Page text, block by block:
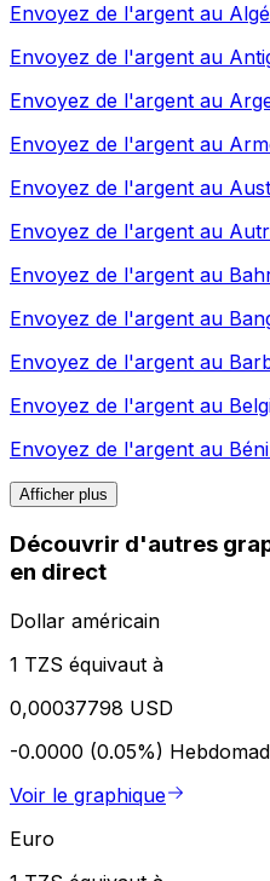
Envoyez de l'argent au
Envoyez de l'argent au
Envoyez de l'argent au
Envoyez de l'argent au
Envoyez de l'argent au
Envoyez de l'argent au
Envoyez de l'argent au
Envoyez de l'argent au
Envoyez de l'argent au
Envoyez de l'argent au
Envoyez de l'argent au
Afficher plus
Découvrir d'autres
en direct
Dollar américain
1 TZS équivaut à
0,00037798 USD
-0.0000 (0.05%)
Voir le graphique
Euro